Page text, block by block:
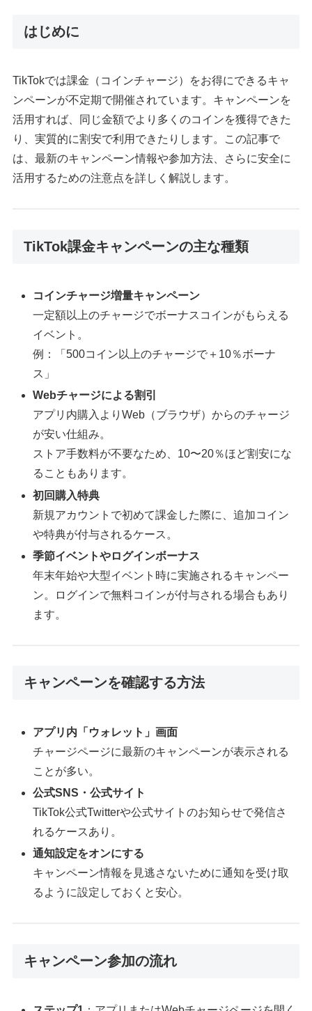
はじめに
TikTokでは課金（コインチャージ）をお得にできるキャ
ンペーンが不定期で開催されています。キャンペーンを
活用すれば、同じ金額でより多くのコインを獲得できた
り、実質的に割安で利用できたりします。この記事で
は、最新のキャンペーン情報や参加方法、さらに安全に
活用するための注意点を詳しく解説します。
TikTok課金キャンペーンの主な種類
コインチャージ増量キャンペーン
一定額以上のチャージでボーナスコインがもらえる
イベント。
例：「500コイン以上のチャージで＋10％ボーナ
ス」
Webチャージによる割引
アプリ内購入よりWeb（ブラウザ）からのチャージ
が安い仕組み。
ストア手数料が不要なため、10〜20％ほど割安にな
ることもあります。
初回購入特典
新規アカウントで初めて課金した際に、追加コイン
や特典が付与されるケース。
季節イベントやログインボーナス
年末年始や大型イベント時に実施されるキャンペー
ン。ログインで無料コインが付与される場合もあり
ます。
キャンペーンを確認する方法
アプリ内「ウォレット」画面
チャージページに最新のキャンペーンが表示される
ことが多い。
公式SNS・公式サイト
TikTok公式Twitterや公式サイトのお知らせで発信さ
れるケースあり。
通知設定をオンにする
キャンペーン情報を見逃さないために通知を受け取
るように設定しておくと安心。
キャンペーン参加の流れ